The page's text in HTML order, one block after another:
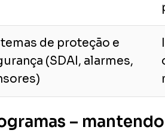
de proteção e
(SDAI, alarmes,
–